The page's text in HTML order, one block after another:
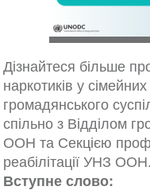
Дізнайтеся більше
наркотиків у
громадянського
спільно з Відділом
ООН та Секцією
реабілітації УНЗ ООН.
Вступне слово: